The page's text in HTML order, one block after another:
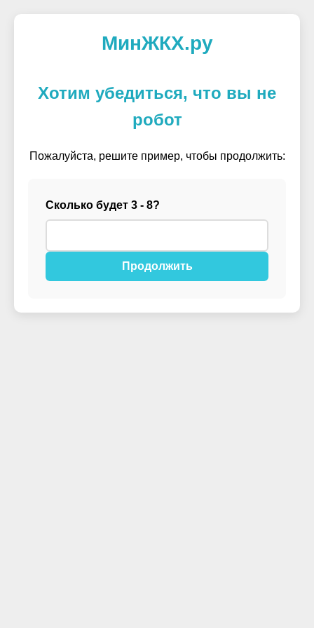
МинЖКХ.ру
Хотим убедиться, что вы не
робот
Пожалуйста, решите пример, чтобы продолжить:
Сколько будет 3 - 8?
Продолжить